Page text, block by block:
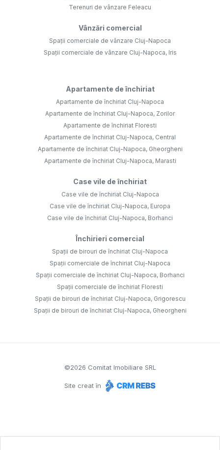
Terenuri de vânzare Feleacu
Vânzări comercial
Spații comerciale de vânzare Cluj-Napoca
Spații comerciale de vânzare Cluj-Napoca, Iris
Apartamente de închiriat
Apartamente de închiriat Cluj-Napoca
Apartamente de închiriat Cluj-Napoca, Zorilor
Apartamente de închiriat Floresti
Apartamente de închiriat Cluj-Napoca, Central
Apartamente de închiriat Cluj-Napoca, Gheorgheni
Apartamente de închiriat Cluj-Napoca, Marasti
Case vile de închiriat
Case vile de închiriat Cluj-Napoca
Case vile de închiriat Cluj-Napoca, Europa
Case vile de închiriat Cluj-Napoca, Borhanci
Închirieri comercial
Spații de birouri de închiriat Cluj-Napoca
Spații comerciale de închiriat Cluj-Napoca
Spații comerciale de închiriat Cluj-Napoca, Borhanci
Spații comerciale de închiriat Floresti
Spații de birouri de închiriat Cluj-Napoca, Grigorescu
Spații de birouri de închiriat Cluj-Napoca, Gheorgheni
©2026 Comitat Imobiliare SRL
Site creat în